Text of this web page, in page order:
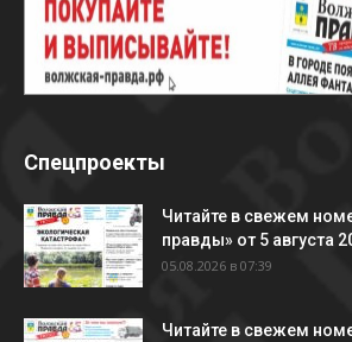
Спецпроекты
Читайте в свежем
правды» от 5 августа
05.08.2026 в 07:39
Читайте в свежем